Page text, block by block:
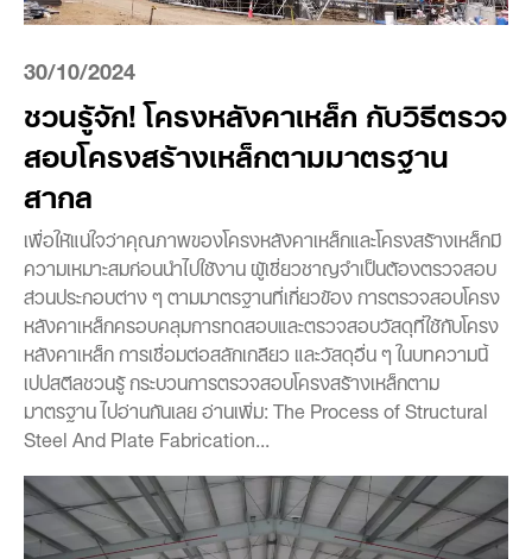
30/10/2024
ชวนรู้จัก! โครงหลังคาเหล็ก กับวิธีตรวจ
สอบโครงสร้างเหล็กตามมาตรฐาน
สากล
เพื่อให้แน่ใจว่าคุณภาพของโครงหลังคาเหล็กและโครงสร้างเหล็กมี
ความเหมาะสมก่อนนำไปใช้งาน ผู้เชี่ยวชาญจำเป็นต้องตรวจสอบ
ส่วนประกอบต่าง ๆ ตามมาตรฐานที่เกี่ยวข้อง การตรวจสอบโครง
หลังคาเหล็กครอบคลุมการทดสอบและตรวจสอบวัสดุที่ใช้กับโครง
หลังคาเหล็ก การเชื่อมต่อสลักเกลียว และวัสดุอื่น ๆ ในบทความนี้
เปปสตีลชวนรู้ กระบวนการตรวจสอบโครงสร้างเหล็กตาม
มาตรฐาน ไปอ่านกันเลย อ่านเพิ่ม: The Process of Structural
Steel And Plate Fabrication...